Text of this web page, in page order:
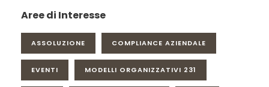
Aree di Interesse
ASSOLUZIONE COMPLIANCE AZIENDALE
EVENTI MODELLI ORGANIZZATIVI 231